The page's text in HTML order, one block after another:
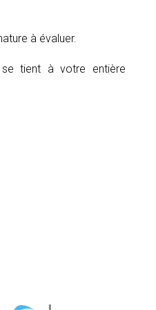
à évaluer.
se tient à votre entière